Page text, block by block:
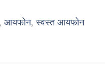
आयफोन,स्वस्त आयफोन